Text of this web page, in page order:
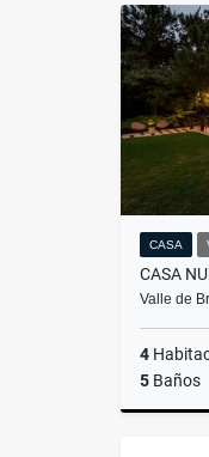
CASA
CASA
Valle de
4
5 Baños